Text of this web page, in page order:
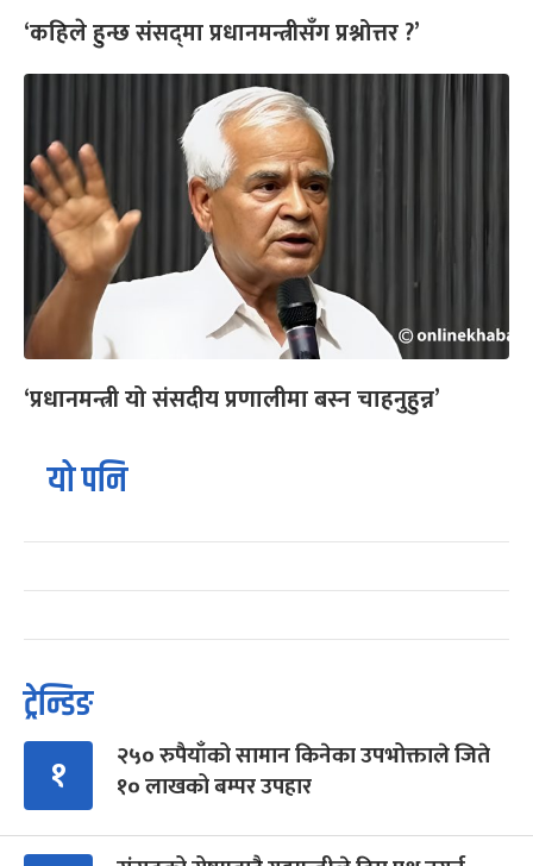
‘कहिले हुन्छ संसद्‍मा प्रधानमन्त्रीसँग प्रश्नोत्तर ?’
‘प्रधानमन्त्री यो संसदीय प्रणालीमा बस्न चाहनुहुन्न’
यो पनि
ट्रेन्डिङ
१
२५० रुपैयाँको सामान किनेका उपभोक्ताले जिते
१० लाखको बम्पर उपहार